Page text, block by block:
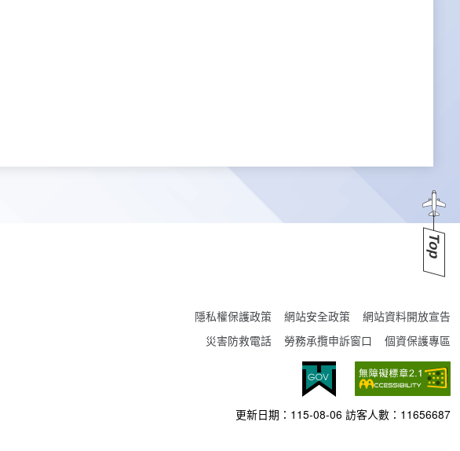
隱私權保護政策 網站安全政策
網站資料開放宣告
災害防救電話
勞務承攬申訴窗口 個資保護專區
更新日期： 115-08-06 訪客人數： 11656687
Top